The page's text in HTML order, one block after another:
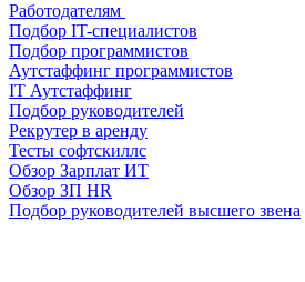
Работодателям
Подбор IT-специалистов
Подбор программистов
Аутстаффинг программистов
IT Аутстаффинг
Подбор руководителей
Рекрутер в аренду
Тесты софтскиллс
Обзор Зарплат ИТ
Обзор ЗП HR
Подбор руководителей высшего звена